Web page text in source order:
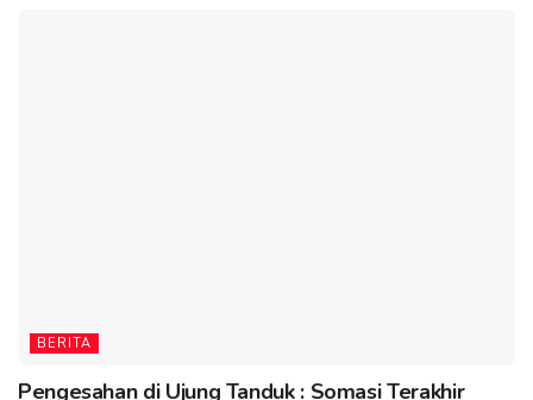
BERITA
Pengesahan di Ujung Tanduk : Somasi Terakhir